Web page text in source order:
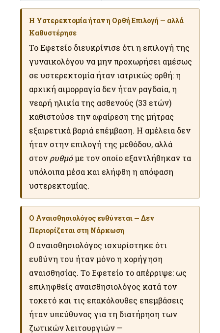
Η Υστερεκτομία ήταν η Ορθή Επιλογή — αλλά
Καθυστέρησε
Το Εφετείο διευκρίνισε ότι η επιλογή της
γυναικολόγου να μην προχωρήσει αμέσως
σε υστερεκτομία ήταν ιατρικώς ορθή: η
αρχική αιμορραγία δεν ήταν ραγδαία, η
νεαρή ηλικία της ασθενούς (33 ετών)
καθιστούσε την αφαίρεση της μήτρας
εξαιρετικά βαριά επέμβαση. Η αμέλεια δεν
ήταν στην επιλογή της μεθόδου, αλλά
στον ρυθμόμε τον οποίο εξαντλήθηκαν τα
υπόλοιπα μέσα και ελήφθη η απόφαση
υστερεκτομίας.
Ο Αναισθησιολόγος ευθύνεται — Δεν
Περιορίζεται στη Νάρκωση
Ο αναισθησιολόγος ισχυρίστηκε ότι
ευθύνη του ήταν μόνο η χορήγηση
αναισθησίας. Το Εφετείο το απέρριψε: ως
επιληφθείς αναισθησιολόγος κατά τον
τοκετό και τις επακόλουθες επεμβάσεις
ήταν υπεύθυνος για τη διατήρηση των
ζωτικών λειτουργιών —